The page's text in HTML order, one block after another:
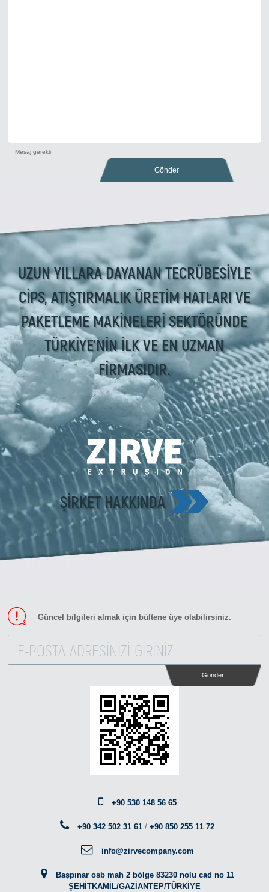
Mesaj gerekli
Gönder
UZUN YILLARA DAYANAN TECRÜBESIYLE
CIPS, ATIŞTIRMALIK ÜRETIM HATLARI VE
PAKETLEME MAKINELERI SEKTÖRÜNDE
TÜRKIYE'NIN İLK VE EN UZMAN
FIRMASIDIR.
ŞIRKET HAKKINDA
Güncel bilgileri almak için bültene üye olabilirsiniz.
Gönder
+90 530 148 56 65
+90 342 502 31 61 /+90 850 255 11 72
info@zirvecompany.com
Başpınar osb mah 2 bölge 83230 nolu cad no 11
ŞEHİTKAMİL/GAZİANTEP/TÜRKİYE